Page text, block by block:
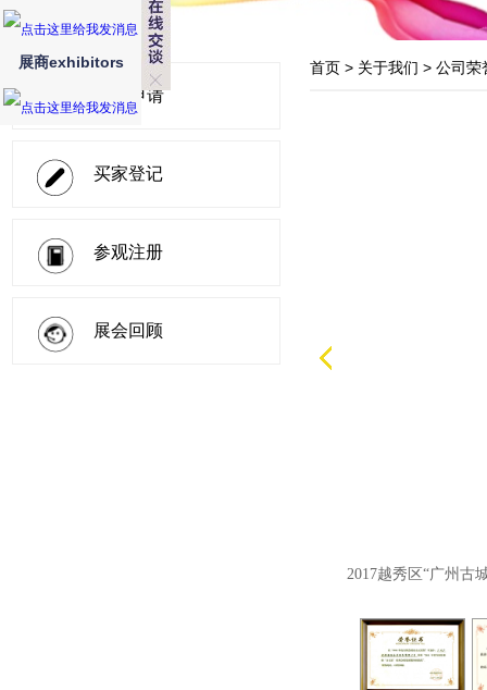
展位申请
买家登记
参观注册
展会回顾
首页 > 关于我们 > 公司荣
2017越秀区“广州古
展商exhibitors